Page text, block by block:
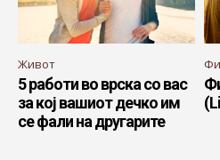
Живот
5 работи во врска со вас
за кој вашиот дечко им
се фали на другарите